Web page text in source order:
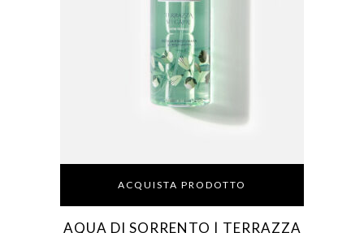
ACQUISTA PRODOTTO
AQUA DI SORRENTO | TERRAZZA